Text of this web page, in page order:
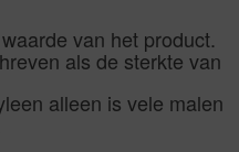
van het product.
als de sterkte van
alleen is vele malen